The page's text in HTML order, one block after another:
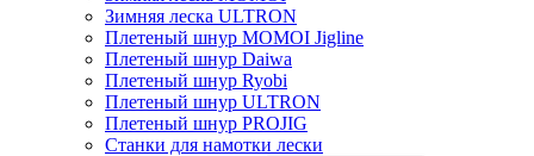
Зимняя леска ULTRON
Плетеный шнур MOMOI Jigline
Плетеный шнур Daiwa
Плетеный шнур Ryobi
Плетеный шнур ULTRON
Плетеный шнур PROJIG
Станки для намотки лески